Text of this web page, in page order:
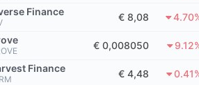
100 Index
Finance € 8,08
€ 0,008050
Finance € 4,48